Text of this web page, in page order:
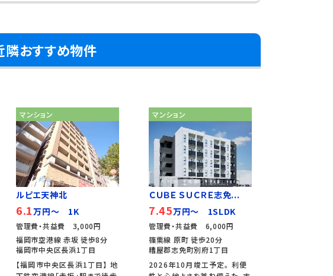
隣おすすめ物件
マンション
ルピエ天神北
6.1万円～ 1K
管理費・共益費 3,000円
福岡市空港線 赤坂 徒歩8分
福岡市中央区長浜1丁目
【福岡市中央区長浜1丁目】 地
マンション
ＣＵＢＥ ＳＵＣＲＥ志免...
7.45万円～ 1SLDK
管理費・共益費 6,000円
篠栗線 原町 徒歩20分
糟屋郡志免町別府1丁目
2026年10月竣工予定。 利便